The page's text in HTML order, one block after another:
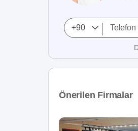
Önerilen Firmalar